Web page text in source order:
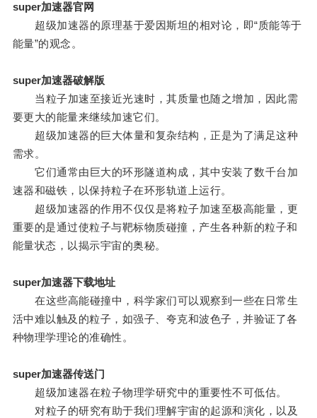
super加速器官网
超级加速器的原理基于爱因斯坦的相对论，即“质能等于
能量”的观念。
super加速器破解版
当粒子加速至接近光速时，其质量也随之增加，因此需
要更大的能量来继续加速它们。
超级加速器的巨大体量和复杂结构，正是为了满足这种
需求。
它们通常由巨大的环形隧道构成，其中安装了数千台加
速器和磁铁，以保持粒子在环形轨道上运行。
超级加速器的作用不仅仅是将粒子加速至极高能量，更
重要的是通过使粒子与靶标物质碰撞，产生各种新的粒子和
能量状态，以揭示宇宙的奥秘。
super加速器下载地址
在这些高能碰撞中，科学家们可以观察到一些在日常生
活中难以触及的粒子，如强子、夸克和波色子，并验证了各
种物理学理论的准确性。
super加速器传送门
超级加速器在粒子物理学研究中的重要性不可低估。
对粒子的研究有助于我们理解宇宙的起源和演化，以及